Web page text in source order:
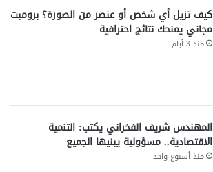
كيف تزيل أي شخص أو عنصر من الصورة؟ برومبت
مجاني يمنحك نتائج احترافية
منذ 3 أيام
المهندس شريف الفخراني يكتب: التنمية
الاقتصادية.. مسؤولية يبنيها الجميع
منذ أسبوع واحد